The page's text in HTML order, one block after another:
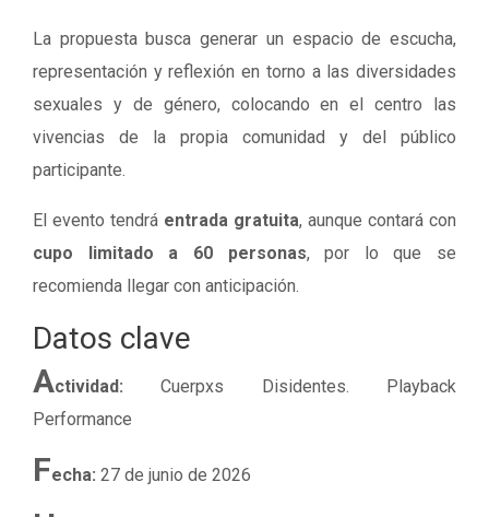
La propuesta busca generar un espacio de escucha,
representación y reflexión en torno a las diversidades
sexuales y de género, colocando en el centro las
vivencias de la propia comunidad y del público
participante.
El evento tendrá entrada gratuita, aunque contará con
cupo limitado a 60 personas, por lo que se
recomienda llegar con anticipación.
Datos clave
Actividad: Cuerpxs Disidentes. Playback
Performance
Fecha: 27 de junio de 2026